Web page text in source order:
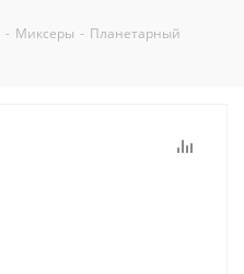
- Миксеры - Планетарный